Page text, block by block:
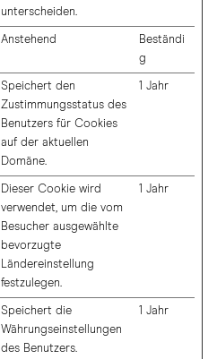
unterscheiden.
Anstehend
Beständi
g
Speichert den
Zustimmungsstatus des
Benutzers für Cookies
auf der aktuellen
Domäne.
1 Jahr
Dieser Cookie wird
verwendet, um die vom
Besucher ausgewählte
bevorzugte
Ländereinstellung
festzulegen.
1 Jahr
Speichert die
Währungseinstellungen
des Benutzers.
1 Jahr